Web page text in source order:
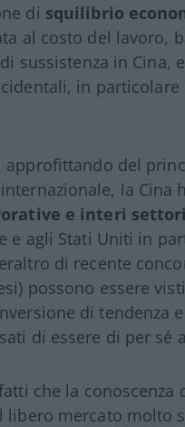
di squilibrio
al costo del lavoro,
sussistenza in Cina,
in particolare
approfittando del
la Cina
e interi
e agli Stati Uniti in
di recente
possono essere
di tendenza
di essere di per sé
che la conoscenza
libero mercato molto